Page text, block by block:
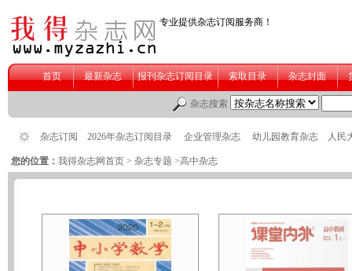
您的位置： 我得杂志网首页 > 杂志专题 >高中杂志